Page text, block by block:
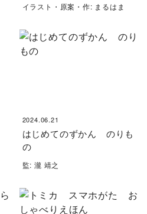
イラスト・原案・作: まるはま
2024.06.21
はじめてのずかん のりも
の
監: 瀧 靖之